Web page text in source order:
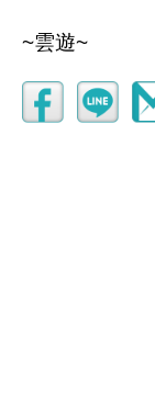
~​雲遊~